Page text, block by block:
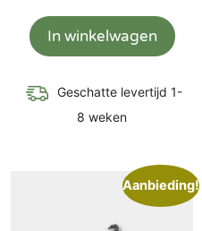
In winkelwagen
Geschatte levertijd 1-
8 weken
Aanbieding!